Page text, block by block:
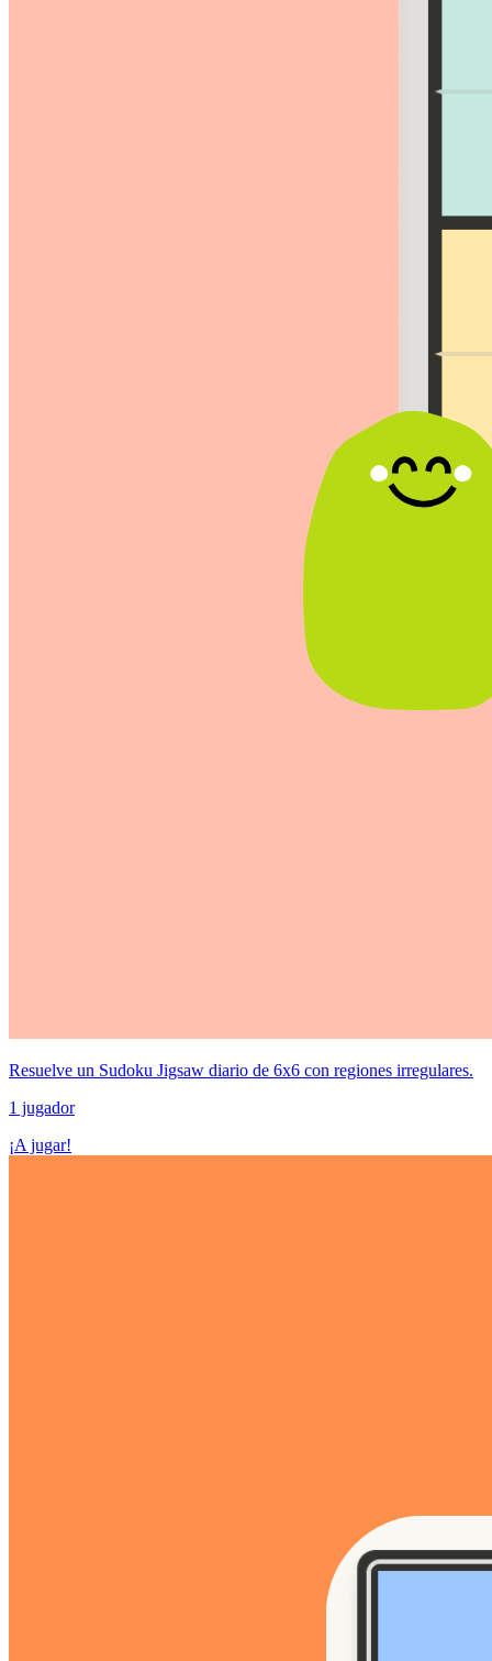
Resuelve un Sudoku Jigsaw diario de 6x6 con regiones irregulares.
1 jugador
¡A jugar!